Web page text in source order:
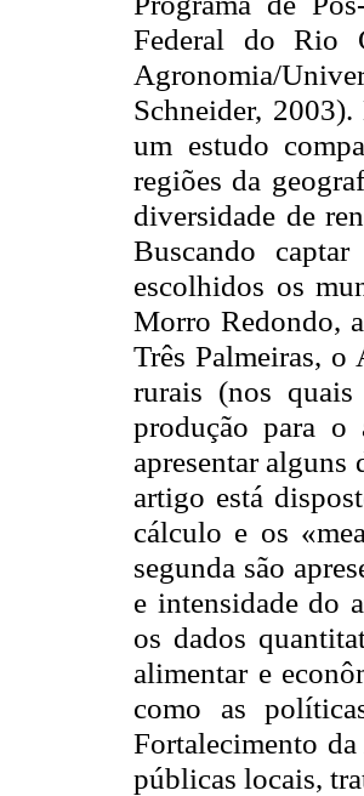
Federal do Rio
Agronomia/
Schneider,
um estudo
regiões da
diversidade de
Buscando
escolhidos os
Morro Redondo,
Três Palmeiras,
rurais (nos quais
produção para o
apresentar alguns
artigo está
cálculo e os
segunda são
e intensidade do
os dados
alimentar e
como as
Fortalecimento
públicas locais,